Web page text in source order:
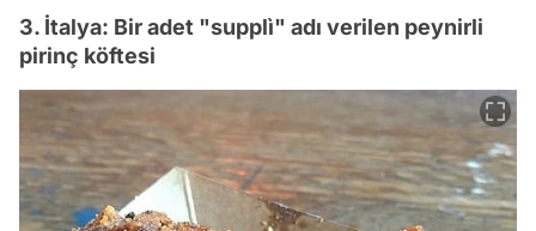
3. İtalya: Bir adet "supplì" adı verilen peynirli
pirinç köftesi